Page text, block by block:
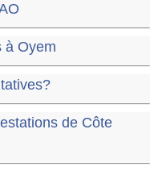
à Oyem
de Côte